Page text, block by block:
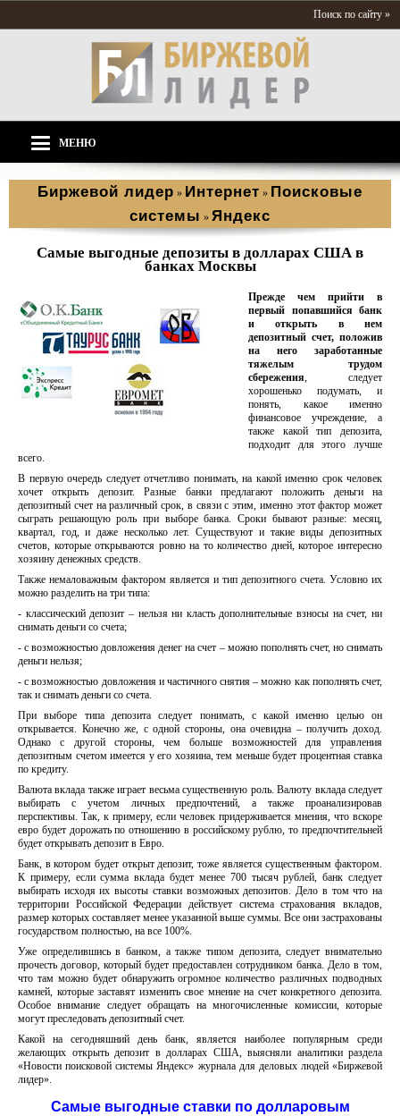
Поиск по сайту »
МЕНЮ
Биржевой лидер » Интернет » Поисковые
системы » Яндекс
Самые выгодные депозиты в долларах США в
банках Москвы
Прежде чем прийти в
первый попавшийся банк
и открыть в нем
депозитный счет, положив
на него заработанные
тяжелым трудом
сбережения, следует
хорошенько подумать, и
понять, какое именно
финансовое учреждение, а
также какой тип депозита,
подходит для этого лучше
всего.
В первую очередь следует отчетливо понимать, на какой именно срок человек
хочет открыть депозит. Разные банки предлагают положить деньги на
депозитный счет на различный срок, в связи с этим, именно этот фактор может
сыграть решающую роль при выборе банка. Сроки бывают разные: месяц,
квартал, год, и даже несколько лет. Существуют и такие виды депозитных
счетов, которые открываются ровно на то количество дней, которое интересно
хозяину денежных средств.
Также немаловажным фактором является и тип депозитного счета. Условно их
можно разделить на три типа:
- классический депозит – нельзя ни класть дополнительные взносы на счет, ни
снимать деньги со счета;
- с возможностью довложения денег на счет – можно пополнять счет, но снимать
деньги нельзя;
- с возможностью довложения и частичного снятия – можно как пополнять счет,
так и снимать деньги со счета.
При выборе типа депозита следует понимать, с какой именно целью он
открывается. Конечно же, с одной стороны, она очевидна – получить доход.
Однако с другой стороны, чем больше возможностей для управления
депозитным счетом имеется у его хозяина, тем меньше будет процентная ставка
по кредиту.
Валюта вклада также играет весьма существенную роль. Валюту вклада следует
выбирать с учетом личных предпочтений, а также проанализировав
перспективы. Так, к примеру, если человек придерживается мнения, что вскоре
евро будет дорожать по отношению в российскому рублю, то предпочтительней
будет открывать депозит в Евро.
Банк, в котором будет открыт депозит, тоже является существенным фактором.
К примеру, если сумма вклада будет менее 700 тысяч рублей, банк следует
выбирать исходя их высоты ставки возможных депозитов. Дело в том что на
территории Российской Федерации действует система страхования вкладов,
размер которых составляет менее указанной выше суммы. Все они застрахованы
государством полностью, на все 100%.
Уже определившись в банком, а также типом депозита, следует внимательно
прочесть договор, который будет предоставлен сотрудником банка. Дело в том,
что там можно будет обнаружить огромное количество различных подводных
камней, которые заставят изменить свое мнение на счет конкретного депозита.
Особое внимание следует обращать на многочисленные комиссии, которые
могут преследовать депозитный счет.
Какой на сегодняшний день банк, является наиболее популярным среди
желающих открыть депозит в долларах США, выясняли аналитики раздела
«Новости поисковой системы Яндекс» журнала для деловых людей «Биржевой
лидер».
Самые выгодные ставки по долларовым